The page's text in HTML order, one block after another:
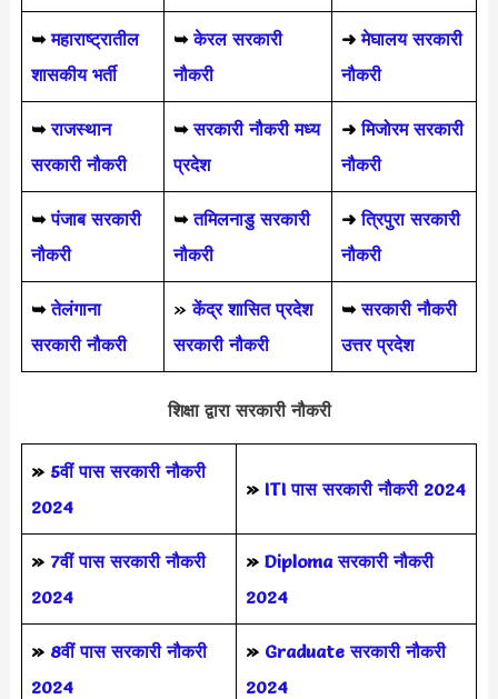
➥ महाराष्ट्रातील
शासकीय भर्ती
➥ केरल सरकारी
नौकरी
➜ मेघालय सरकारी
नौकरी
➥ राजस्थान
सरकारी नौकरी
➥सरकारी नौकरी मध्य
प्रदेश
➜मिजोरम सरकारी
नौकरी
➥ पंजाब सरकारी
नौकरी
➥ तमिलनाडु सरकारी
नौकरी
➜ त्रिपुरा सरकारी
नौकरी
➥तेलंगाना
सरकारी नौकरी
»केंद्र शासित प्रदेश
सरकारी नौकरी
➥ सरकारी नौकरी
उत्तर प्रदेश
शिक्षा द्वारा सरकारी नौकरी
» 5वीं पास सरकारी नौकरी
2024
» ITI पास सरकारी नौकरी 2024
» 7वीं पास सरकारी नौकरी
2024
» Diploma सरकारी नौकरी
2024
» 8वीं पास सरकारी नौकरी
2024
» Graduate सरकारी नौकरी
2024